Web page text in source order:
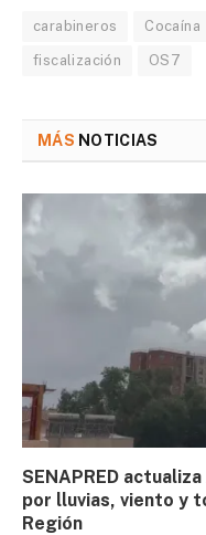
carabineros Cocaína
fiscalización OS7
MÁS NOTICIAS
SENAPRED
por lluvias, viento y
Región